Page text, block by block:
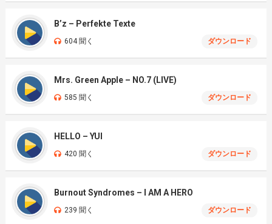
B’z – Perfekte Texte
604 聞く ダウンロード
Mrs. Green Apple – NO.7 (LIVE)
585 聞く ダウンロード
HELLO – YUI
420 聞く ダウンロード
Burnout Syndromes – I AM A HERO
239 聞く ダウンロード